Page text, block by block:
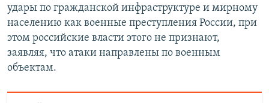
удары по гражданской инфраструктуре и мирному
населению как военные преступления России, при
этом российские власти этого не признают,
заявляя, что атаки направлены по военным
объектам.